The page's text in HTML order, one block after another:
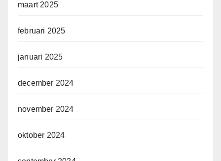
maart 2025
februari 2025
januari 2025
december 2024
november 2024
oktober 2024